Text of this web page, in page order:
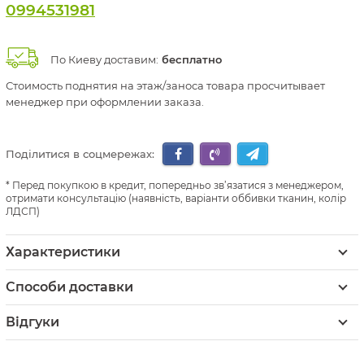
0994531981
По Киеву доставим: бесплатно
Стоимость поднятия на этаж/заноса товара просчитывает
менеджер при оформлении заказа.
Поділитися в соцмережах:
Перед покупкою в кредит, попередньо зв’язатися з менеджером,
отримати консультацію (наявність, варіанти оббивки тканин, колір
ЛДСП)
Характеристики
Способи доставки
Відгуки